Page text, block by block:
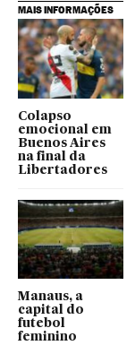
MAIS INFORMAÇÕES
Colapso
emocional em
Buenos Aires
na final da
Libertadores
Manaus, a
capital do
futebol
feminino